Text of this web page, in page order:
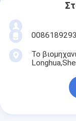
Το